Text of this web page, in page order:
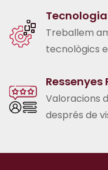
Treballem
tecnològics
Ressenyes
Valoracions
després de